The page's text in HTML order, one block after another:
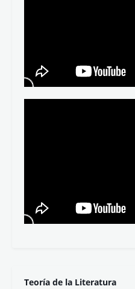
Teoría de la Literatura